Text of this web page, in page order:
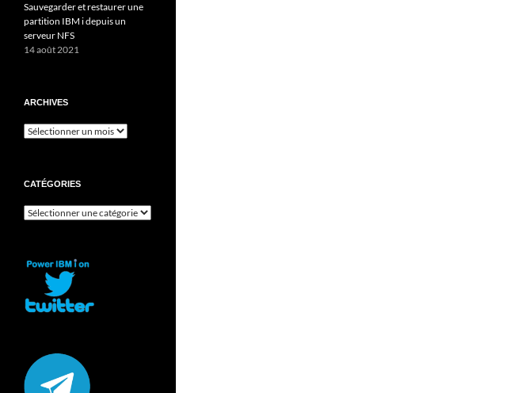
Sauvegarder et restaurer une
partition IBM i depuis un
serveur NFS
14 août 2021
ARCHIVES
Archives
CATÉGORIES
Catégories